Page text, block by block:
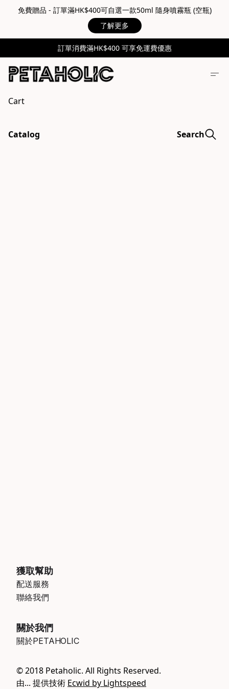
免費贈品 - 訂單滿HK$400可自選一款50ml 隨身噴霧瓶 (空瓶)
了解更多
訂單消費滿HK$400 可享免運費優惠
Cart
Catalog Search
獲取幫助
配送服務
聯絡我們
關於我們
關於PETAHOLIC
© 2018 Petaholic. All Rights Reserved.
由... 提供技術 Ecwid by Lightspeed